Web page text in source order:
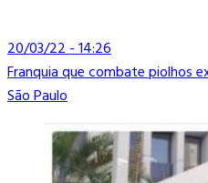
20/03/22 - 14:26
Franquia que combate piolhos
São Paulo